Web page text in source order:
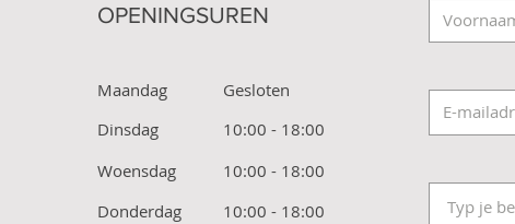
OPENINGSUREN
Maandag
Gesloten
Dinsdag
10:00 - 18:00
Woensdag
10:00 - 18:00
Donderdag
10:00 - 18:00